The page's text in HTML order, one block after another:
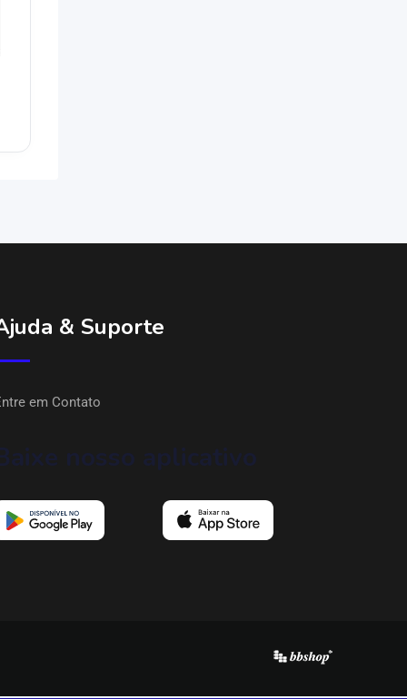
& Suporte
em Contato
Baixe nosso aplicativo